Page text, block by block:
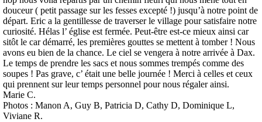
douceur ( petit passage sur les fesses excepté !) jusqu’à notre point de
départ. Eric a la gentillesse de traverser le village pour satisfaire notre
curiosité. Hélas l’ église est fermée. Peut-être est-ce mieux ainsi car
sitôt le car démarré, les premières gouttes se mettent à tomber ! Nous
avons eu bien de la chance. Le ciel se vengera à notre arrivée à Dax.
Le temps de prendre les sacs et nous sommes trempés comme des
soupes ! Pas grave, c’ était une belle journée ! Merci à celles et ceux
qui prennent sur leur temps personnel pour nous régaler ainsi.
Marie C.
Photos : Manon A, Guy B, Patricia D, Cathy D, Dominique L,
Viviane R.